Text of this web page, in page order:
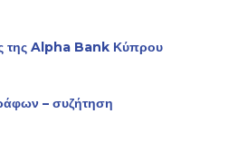
της Alpha Bank Κύπρου
– συζήτηση